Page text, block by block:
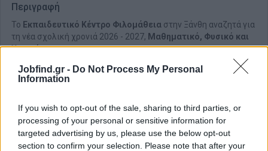
Jobfind.gr - Do Not Process My Personal
Information
If you wish to opt-out of the sale, sharing to third parties, or
processing of your personal or sensitive information for
targeted advertising by us, please use the below opt-out
section to confirm your selection. Please note that after your
Περιγραφή
Το Εκπαιδευτικό Κέντρο Φιλομάθεια στην Ξάνθη αναζητά για
τη νέα σχολική χρονιά 2026 - 2027, Μαθηματικό, Φυσικό και
Χημικό.